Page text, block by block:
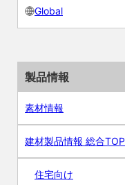
Global
製品情報
素材情報
建材製品情報 総合TOP
住宅向け